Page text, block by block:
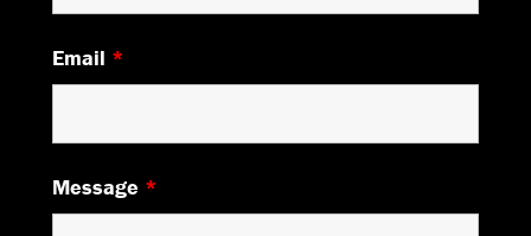
Email *
Message *